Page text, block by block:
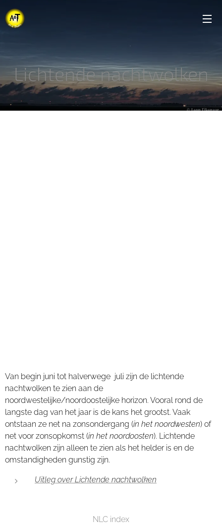
Lichtende nachtwolken
Van begin juni tot halverwege juli zijn de lichtende
nachtwolken te zien aan de
noordwestelijke/noordoostelijke horizon. Vooral rond de
langste dag van het jaar is de kans het grootst. Vaak
ontstaan ze net na zonsondergang (in het noordwesten) of
net voor zonsopkomst (in het noordoosten). Lichtende
nachtwolken zijn alleen te zien als het helder is en de
omstandigheden gunstig zijn.
Uitleg over Lichtende nachtwolken
NLC index